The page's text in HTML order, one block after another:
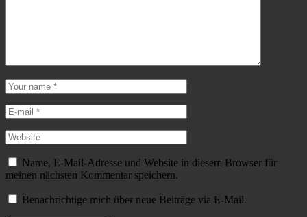
Name, E-Mail-Adresse und Website in diesem Browser für
meinen nächsten Kommentar speichern.
Benachrichtige mich über neue Beiträge via E-Mail.